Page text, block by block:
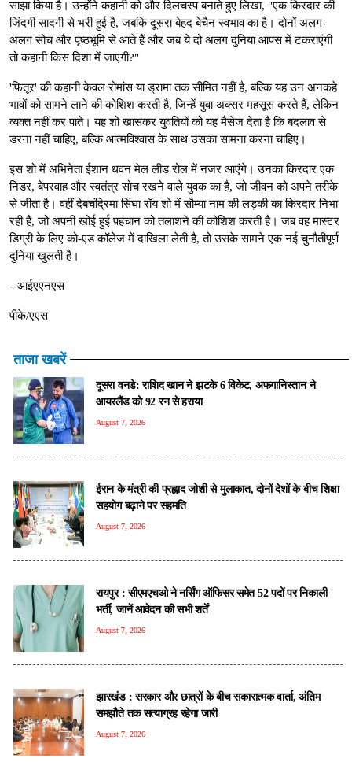
साझा किया है। उन्होंने कहानी को और दिलचस्प बनाते हुए लिखा, "एक किरदार की
जिंदगी सादगी से भरी हुई है, जबकि दूसरा बेहद बेचैन स्वभाव का है। दोनों अलग-
अलग सोच और पृष्ठभूमि से आते हैं और जब ये दो अलग दुनिया आपस में टकराएंगी
तो कहानी किस दिशा में जाएगी?"
'फितूर' की कहानी केवल रोमांस या ड्रामा तक सीमित नहीं है, बल्कि यह उन अनकहे
भावों को सामने लाने की कोशिश करती है, जिन्हें युवा अक्सर महसूस करते हैं, लेकिन
व्यक्त नहीं कर पाते। यह शो खासकर युवतियों को यह मैसेज देता है कि बदलाव से
डरना नहीं चाहिए, बल्कि आत्मविश्वास के साथ उसका सामना करना चाहिए।
इस शो में अभिनेता ईशान धवन मेल लीड रोल में नजर आएंगे। उनका किरदार एक
निडर, बेपरवाह और स्वतंत्र सोच रखने वाले युवक का है, जो जीवन को अपने तरीके
से जीता है। वहीं देबचंद्रिमा सिंघा रॉय शो में सौम्या नाम की लड़की का किरदार निभा
रही हैं, जो अपनी खोई हुई पहचान को तलाशने की कोशिश करती है। जब वह मास्टर
डिग्री के लिए को-एड कॉलेज में दाखिला लेती है, तो उसके सामने एक नई चुनौतीपूर्ण
दुनिया खुलती है।
--आईएएनएस
पीके/एएस
ताजा खबरें
दूसरा वनडे: राशिद खान ने झटके 6 विकेट, अफगानिस्तान ने
आयरलैंड को 92 रन से हराया
August 7, 2026
ईरान के मंत्री की प्रह्लाद जोशी से मुलाकात, दोनों देशों के बीच शिक्षा
सहयोग बढ़ाने पर सहमति
August 7, 2026
रायपुर : सीएमएचओ ने नर्सिंग ऑफिसर समेत 52 पदों पर निकाली
भर्ती, जानें आवेदन की सभी शर्तें
August 7, 2026
झारखंड : सरकार और छात्रों के बीच सकारात्मक वार्ता, अंतिम
समझौते तक सत्याग्रह रहेगा जारी
August 7, 2026